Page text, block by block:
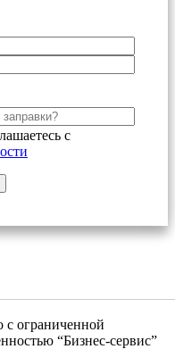
с
с ограниченной
“Бизнес-сервис”